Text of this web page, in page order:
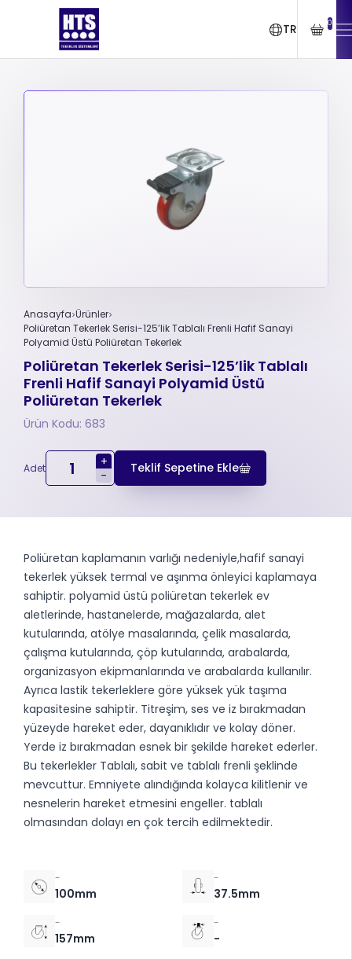
TR 0
Anasayfa Ürünler
Poliüretan Tekerlek Serisi-125’lik Tablalı Frenli Hafif Sanayi
Polyamid Üstü Poliüretan Tekerlek
Poliüretan Tekerlek Serisi-125’lik Tablalı
Frenli Hafif Sanayi Polyamid Üstü
Poliüretan Tekerlek
Ürün Kodu: 683
Adet
+
-
Teklif Sepetine Ekle
Poliüretan kaplamanın varlığı nedeniyle,hafif sanayi
tekerlek yüksek termal ve aşınma önleyici kaplamaya
sahiptir. polyamid üstü poliüretan tekerlek ev
aletlerinde, hastanelerde, mağazalarda, alet
kutularında, atölye masalarında, çelik masalarda,
çalışma kutularında, çöp kutularında, arabalarda,
organizasyon ekipmanlarında ve arabalarda kullanılır.
Ayrıca lastik tekerleklere göre yüksek yük taşıma
kapasitesine sahiptir. Titreşim, ses ve iz bırakmadan
yüzeyde hareket eder, dayanıklıdır ve kolay döner.
Yerde iz bırakmadan esnek bir şekilde hareket ederler.
Bu tekerlekler Tablalı, sabit ve tablalı frenli şeklinde
mevcuttur. Emniyete alındığında kolayca kilitlenir ve
nesnelerin hareket etmesini engeller. tablalı
olmasından dolayı en çok tercih edilmektedir.
-
100mm
-
37.5mm
-
157mm
-
-